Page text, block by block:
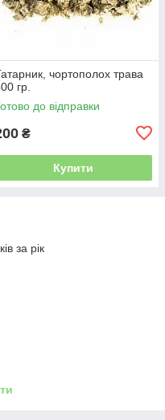
чортополох трава
гр.
до відправки
₴
Купити
за рік